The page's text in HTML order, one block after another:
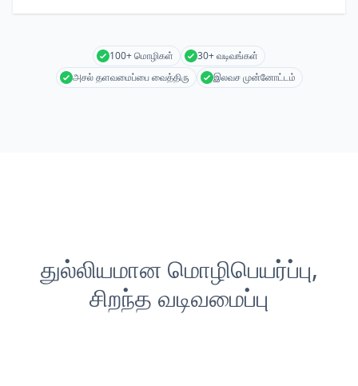
100+ மொழிகள்
30+ வடிவங்கள்
அசல் தளவமைப்பை வைத்திரு
இலவச முன்னோட்டம்
துல்லியமான மொழிபெயர்ப்பு,
சிறந்த வடிவமைப்பு